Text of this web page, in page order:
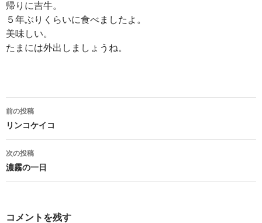
帰りに吉牛。
５年ぶりくらいに食べましたよ。
美味しい。
たまには外出しましょうね。
投
稿
ナ
ビ
ゲ
前の投稿
リンコケイコ
次の投稿
濃霧の一日
コメントを残す